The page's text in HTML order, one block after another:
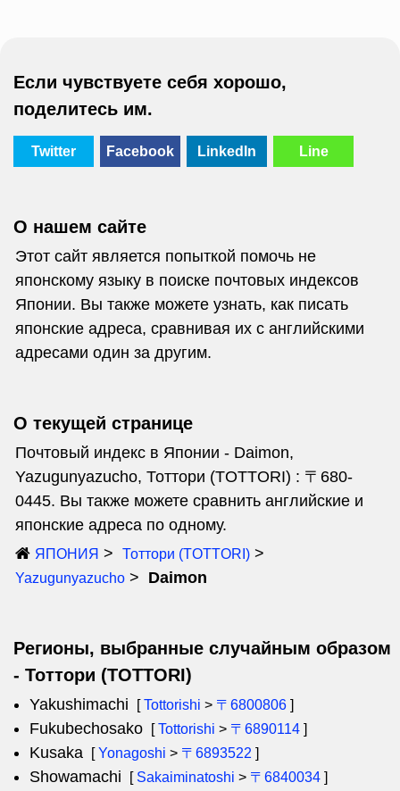
Если чувствуете себя хорошо,
поделитесь им.
Twitter Facebook LinkedIn Line
О нашем сайте
Этот сайт является попыткой помочь не
японскому языку в поиске почтовых индексов
Японии. Вы также можете узнать, как писать
японские адреса, сравнивая их с английскими
адресами один за другим.
О текущей странице
Почтовый индекс в Японии - Daimon,
Yazugunyazucho, Тоттори (TOTTORI) : 〒680-
0445. Вы также можете сравнить английские и
японские адреса по одному.
ЯПОНИЯ
Тоттори (TOTTORI)
Yazugunyazucho
Daimon
Регионы, выбранные случайным образом
- Тоттори (TOTTORI)
Yakushimachi [Tottorishi > 〒6800806 ]
Fukubechosako [Tottorishi > 〒6890114 ]
Kusaka [Yonagoshi > 〒6893522 ]
Showamachi [ Sakaiminatoshi > 〒6840034 ]